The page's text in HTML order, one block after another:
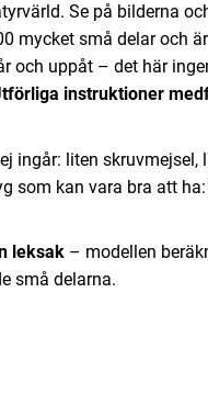
Se på bilderna
mycket små delar och är
och uppåt – det här
instruktioner
ingår: liten
som kan vara bra att
leksak – modellen
små delarna.